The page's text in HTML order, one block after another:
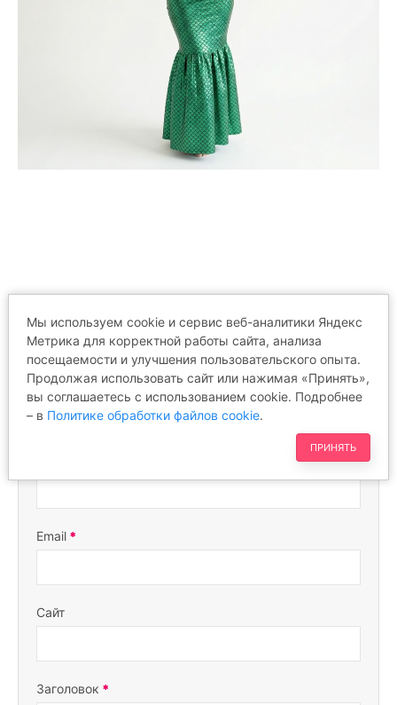
ТЕГИ: РУСАЛОЧКА РЫБКА
Email
Сайт
Заголовок
Мы используем cookie и сервис веб-аналитики Яндекс
Метрика для корректной работы сайта, анализа
посещаемости и улучшения пользовательского опыта.
Продолжая использовать сайт или нажимая «Принять»,
вы соглашаетесь с использованием cookie. Подробнее
– в Политике обработки файлов cookie.
ПРИНЯТЬ